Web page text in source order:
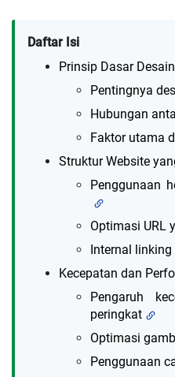
Daftar Isi
Prinsip Dasar
Pentingnya
Hubungan
Faktor utama
Struktur Website
Penggunaan
Optimasi URL
Internal
Kecepatan dan
Pengaruh
peringkat
Optimasi
Penggunaan